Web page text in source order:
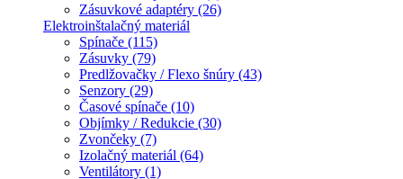
Zásuvkové adaptéry (26)
Elektroinštalačný materiál
Spínače (115)
Zásuvky (79)
Predlžovačky / Flexo šnúry (43)
Senzory (29)
Časové spínače (10)
Objímky / Redukcie (30)
Zvončeky (7)
Izolačný materiál (64)
Ventilátory (1)